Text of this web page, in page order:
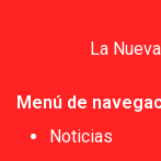
La
Menú de
Noticias